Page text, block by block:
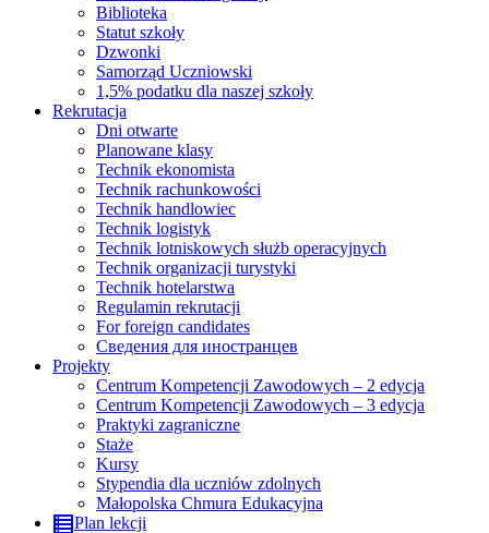
Biblioteka
Statut szkoły
Dzwonki
Samorząd Uczniowski
1,5% podatku dla naszej szkoły
Rekrutacja
Dni otwarte
Planowane klasy
Technik ekonomista
Technik rachunkowości
Technik handlowiec
Technik logistyk
Technik lotniskowych służb operacyjnych
Technik organizacji turystyki
Technik hotelarstwa
Regulamin rekrutacji
For foreign candidates
Сведения для иностранцев
Projekty
Centrum Kompetencji Zawodowych – 2 edycja
Centrum Kompetencji Zawodowych – 3 edycja
Praktyki zagraniczne
Staże
Kursy
Stypendia dla uczniów zdolnych
Małopolska Chmura Edukacyjna
Plan lekcji